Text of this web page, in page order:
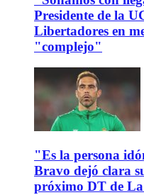
Presidente de la
Libertadores en
"complejo"
"Es la persona
Bravo dejó clara
próximo DT de